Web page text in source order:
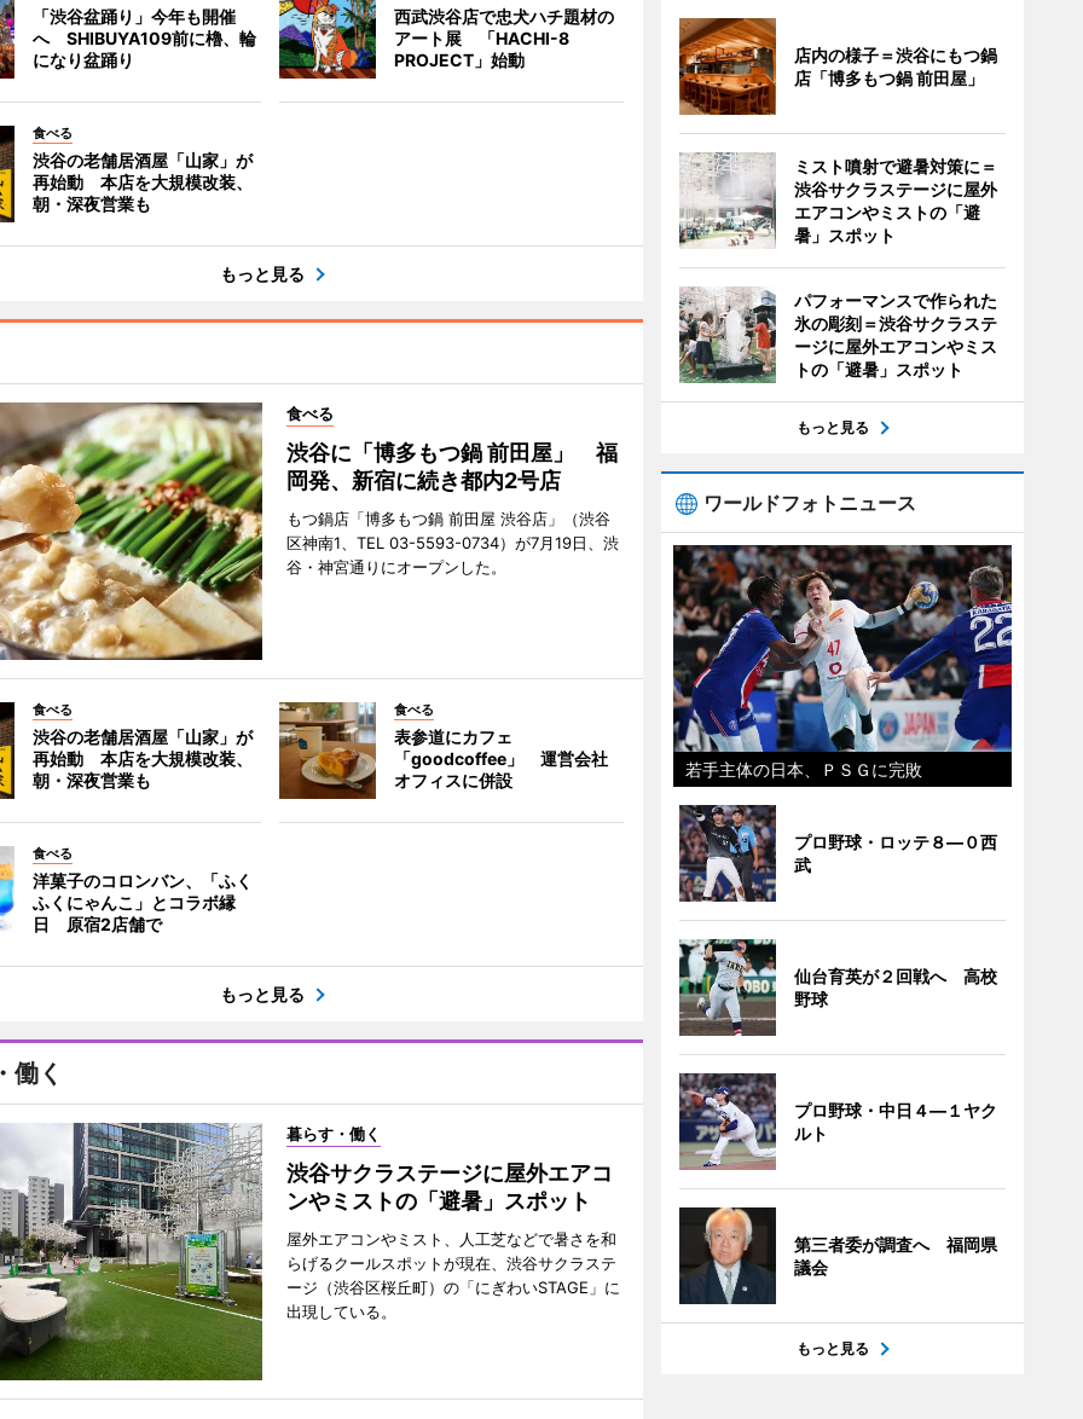
「渋谷盆踊り」今年も開催
へ SHIBUYA109前に櫓、輪
になり盆踊り
西武渋谷店で忠犬ハチ題材の
アート展 「HACHI-8
PROJECT」始動
食べる
渋谷の老舗居酒屋「山家」が
再始動 本店を大規模改装、
朝・深夜営業も
もっと見る
食べる
渋谷に「博多もつ鍋 前田屋」 福
岡発、新宿に続き都内2号店
もつ鍋店「博多もつ鍋 前田屋 渋谷店」（渋谷
区神南1、TEL 03-5593-0734）が7月19日、渋
谷・神宮通りにオープンした。
食べる
渋谷の老舗居酒屋「山家」が
再始動 本店を大規模改装、
朝・深夜営業も
食べる
表参道にカフェ
「goodcoffee」 運営会社
オフィスに併設
食べる
洋菓子のコロンバン、「ふく
ふくにゃんこ」とコラボ縁
日 原宿2店舗で
もっと見る
働く
暮らす・働く
渋谷サクラステージに屋外エアコ
ンやミストの「避暑」スポット
屋外エアコンやミスト、人工芝などで暑さを和
らげるクールスポットが現在、渋谷サクラステ
ージ（渋谷区桜丘町）の「にぎわいSTAGE」に
出現している。
店内の様子＝渋谷にもつ鍋
店「博多もつ鍋 前田屋」
ミスト噴射で避暑対策に＝
渋谷サクラステージに屋外
エアコンやミストの「避
暑」スポット
パフォーマンスで作られた
氷の彫刻＝渋谷サクラステ
ージに屋外エアコンやミス
トの「避暑」スポット
もっと見る
ワールドフォトニュース
若手主体の日本、ＰＳＧに完敗
プロ野球・ロッテ８―０西
武
仙台育英が２回戦へ 高校
野球
プロ野球・中日４―１ヤク
ルト
第三者委が調査へ 福岡県
議会
もっと見る